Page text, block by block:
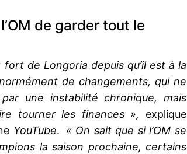
de garder tout le
de Longoria depuis qu’il est à la
de changements, qui ne
une instabilité chronique, mais
tourner les finances », explique
YouTube. « On sait que si l’OM se
la saison prochaine, certains